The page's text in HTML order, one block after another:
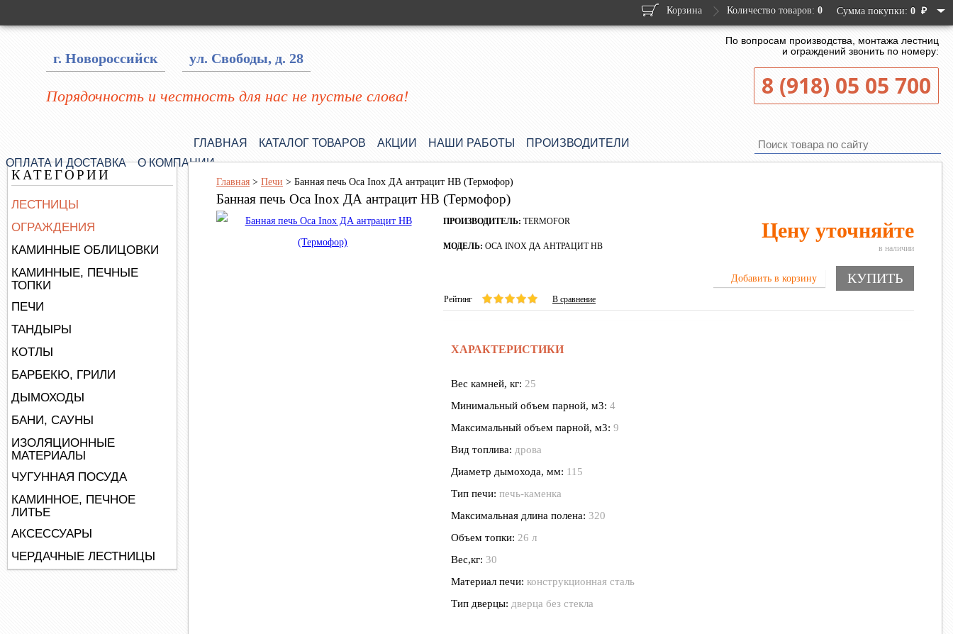
Корзина Количество товаров: 0 Сумма покупки: 0 ₽
г. Новороссийск ул. Свободы, д. 28
Порядочность и честность для нас не пустые слова!
По вопросам производства, монтажа лестниц
и ограждений звонить по номеру:
8 (918) 05 05 700
ГЛАВНАЯ КАТАЛОГ ТОВАРОВ АКЦИИ НАШИ РАБОТЫ
ПРОИЗВОДИТЕЛИ
ОПЛАТА И ДОСТАВКА
О КОМПАНИИ
КАТЕГОРИИ
ЛЕСТНИЦЫ
ОГРАЖДЕНИЯ
КАМИННЫЕ ОБЛИЦОВКИ
КАМИННЫЕ, ПЕЧНЫЕ
ТОПКИ
ПЕЧИ
ТАНДЫРЫ
КОТЛЫ
БАРБЕКЮ, ГРИЛИ
ДЫМОХОДЫ
БАНИ, САУНЫ
ИЗОЛЯЦИОННЫЕ
МАТЕРИАЛЫ
ЧУГУННАЯ ПОСУДА
КАМИННОЕ, ПЕЧНОЕ
ЛИТЬЕ
АКСЕССУАРЫ
ЧЕРДАЧНЫЕ ЛЕСТНИЦЫ
Главная > Печи > Банная печь Оса Inox ДА антрацит НВ (Термофор)
Банная печь Оса Inox ДА антрацит НВ (Термофор)
ПРОИЗВОДИТЕЛЬ: TERMOFOR
МОДЕЛЬ: ОСА INOX ДА АНТРАЦИТ НВ
Рейтинг В сравнение
Цену уточняйте
в наличии
КУПИТЬ
Добавить в корзину
ХАРАКТЕРИСТИКИ
Вес камней, кг: 25
Минимальный объем парной, м3: 4
Максимальный объем парной, м3: 9
Вид топлива: дрова
Диаметр дымохода, мм: 115
Тип печи: печь-каменка
Максимальная длина полена: 320
Объем топки: 26 л
Вес,кг: 30
Материал печи: конструкционная сталь
Тип дверцы: дверца без стекла